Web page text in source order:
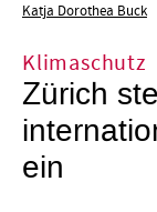
Katja Dorothea Buck
Klimaschutz
Zürich
ein